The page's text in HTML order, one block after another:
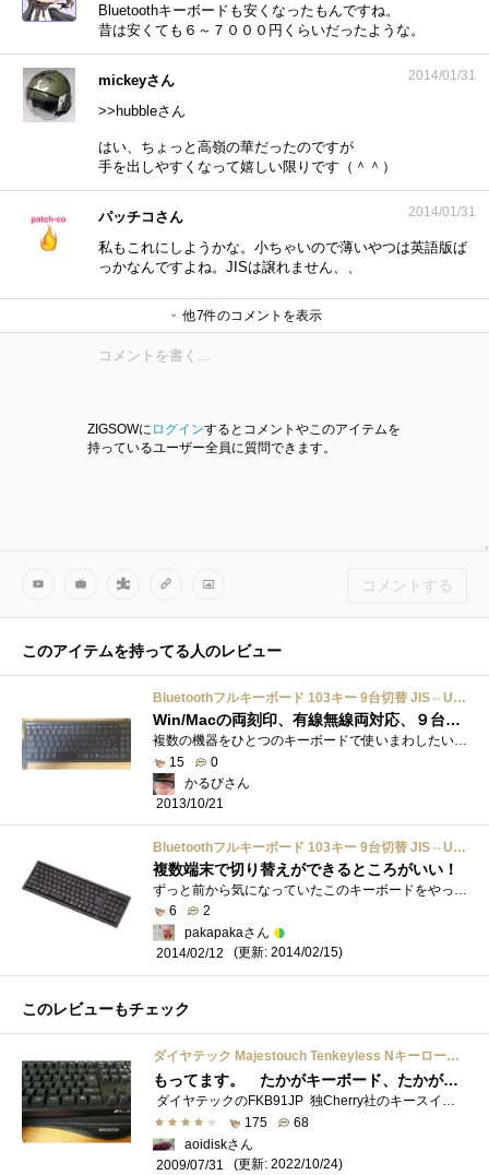
Bluetoothキーボードも安くなったもんですね。
昔は安くても６～７０００円くらいだったような。
mickeyさん 2014/01/31
>>hubbleさん
はい、ちょっと高嶺の華だったのですが
手を出しやすくなって嬉しい限りです（＾＾）
パッチコさん 2014/01/31
私もこれにしようかな。小ちゃいので薄いやつは英語版ば
っかなんですよね。JISは譲れません、、
鷹宮 慧伸さん
pakapakaさん
mickeyさん
mickeyさん
mickeyさん
ナンチャンさん他7件のコメントを表示
ZIGSOWに ログインするとコメントやこのアイテムを
持っているユーザー全員に質問できます。
コメントする
このアイテムを持ってる人のレビュー
Bluetoothフルキーボード 103キー 9台切替 JIS⇔US切替 ブラック TK-FBP044BK
Win/Macの両刻印、有線無線両対応、９台切替使用可能な万能キーボード
複数の機器をひとつのキーボードで使いまわしたい方にとってもお勧めなキーボードです。このキーボードの特徴は・Bluetooth接続した最大９台ま�...
15
0
かるびさん
2013/10/21
Bluetoothフルキーボード 103キー 9台切替 JIS⇔US切替 ブラック TK-FBP044BK
複数端末で切り替えができるところがいい！
6
2
pakapakaさん
2014/02/12
(更新: 2014/02/15)
このレビューもチェック
ダイヤテック Majestouch Tenkeyless Nキーロールオーバー・黒軸・かななし FKBN91ML/NB
もってます。 たかがキーボード、たかがテンキー、たかが冷却台 そしてトラックボール 全てはこのキーボードから始まった・・出会って、�...
ダイヤテックのFKB91JP 独Cherry社のキースイッチを採用したコンパクトPS/2キーボードをハコ潰れ販売で購入してから、 メカニカルダイヤテック�...
175
68
aoidiskさん
2009/07/31
(更新: 2022/10/24)